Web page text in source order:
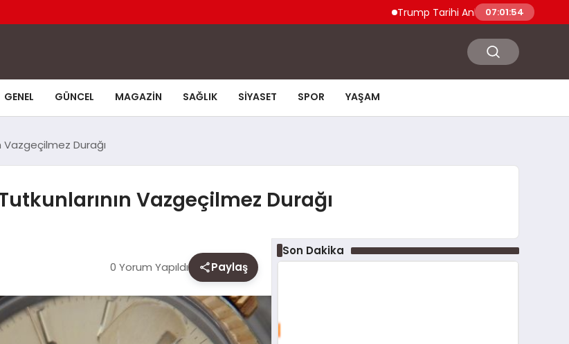
Trump Tarihi Anlaşma Duyurdu Hamas
07:01:55
GENEL GÜNCEL MAGAZIN SAĞLIK SIYASET SPOR YAŞAM
Vazgeçilmez Durağı
Vazgeçilmez Durağı
0 Yorum Yapıldı Paylaş
Son Dakika